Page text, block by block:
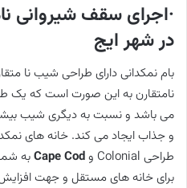
·اجرای سقف شیروانی
در شهر ایج
بام نمکدانی دارای طراحی شیب نا
نامتقارن به این صورت است که یک
می باشد و نسبت به دیگری شیب
و جذاب ایجاد می کند. خانه های
طراحی Colonial و
Cape Codبه
برای خانه های مستقل و جهت